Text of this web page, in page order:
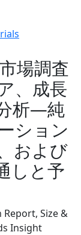
場調査
、成長
析―純
ション
および
しと予
Size &
Insight